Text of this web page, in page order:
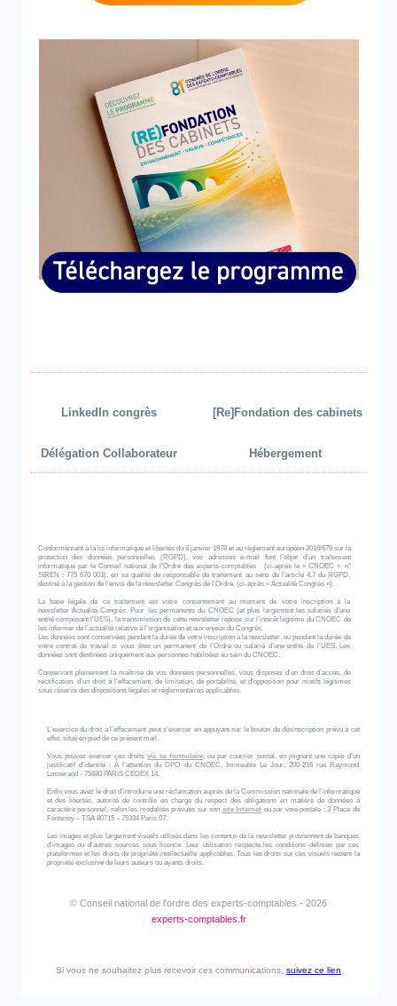
LinkedIn congrès [Re]Fondation des cabinets
Délégation Collaborateur Hébergement
Conformément à la loi informatique et libertés du 6 janvier 1978 et au règlement européen 2016/679 sur la
protection des données personnelles (RGPD), vos adresses e-mail font l’objet d’un traitement
informatique par le Conseil national de l’Ordre des experts-comptables (ci-après le « CNOEC », n°
SIREN : 775 670 003), en sa qualité de responsable de traitement au sens de l’article 4.7 du RGPD,
destiné à la gestion de l’envoi de la newsletter Congrès de l'Ordre. (ci-après « Actualité Congrès »).
La base légale de ce traitement est votre consentement au moment de votre inscription à la
newsletter Actualité Congrès. Pour les permanents du CNOEC (et plus largement les salariés d’une
entité composant l’UES), la transmission de cette newsletter repose sur l’intérêt légitime du CNOEC de
les informer de l’actualité relative à l’organisation et aux enjeux du Congrès.
Les données sont conservées pendant la durée de votre inscription à la newsletter, ou pendant la durée de
votre contrat de travail si vous êtes un permanent de l’Ordre ou salarié d’une entité de l’UES. Les
données sont destinées uniquement aux personnes habilitées au sein du CNOEC.
Conservant pleinement la maîtrise de vos données personnelles, vous disposez d’un droit d’accès, de
rectification, d’un droit à l’effacement, de limitation, de portabilité, et d'opposition pour motifs légitimes
sous réserve des dispositions légales et réglementaires applicables.
L’exercice du droit à l’effacement peut s’exercer en appuyant sur le bouton de désinscription prévu à cet
effet, situé en pied de ce présent mail.
Vous pouvez exercer ces droitsvia ce formulaire, ou par courrier postal, en joignant une copie d’un
justificatif d’identité : À l’attention du DPO du CNOEC, Immeuble Le Jour, 200-216 rue Raymond
Losserand - 75680 PARIS CEDEX 14.
Enfin vous avez le droit d’introduire une réclamation auprès de la Commission nationale de l’informatique
et des libertés, autorité de contrôle en charge du respect des obligations en matière de données à
caractère personnel, selon les modalités prévues sur son site Internet ou par voie postale : 3 Place de
Fontenoy – TSA 80715 – 75334 Paris 07.
Les images et plus largement visuels utilisés dans les contenus de la newsletter proviennent de banques
d'images ou d'autres sources sous licence. Leur utilisation respecte les conditions définies par ces
plateformes et les droits de propriété intellectuelle applicables. Tous les droits sur ces visuels restent la
propriété exclusive de leurs auteurs ou ayants droits.
© Conseil national de l'ordre des experts-comptables - 2026
experts-comptables.fr
Si vous ne souhaitez plus recevoir ces communications, suivez ce lien